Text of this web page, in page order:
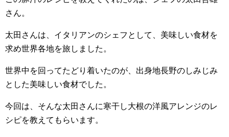
さん。
太田さんは、イタリアンのシェフとして、美味しい食材を
求め世界各地を旅しました。
世界中を回ってたどり着いたのが、出身地長野のしみじみ
とした美味しい食材でした。
今回は、そんな太田さんに寒干し大根の洋風アレンジのレ
シピを教えてもらいます。